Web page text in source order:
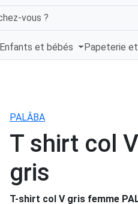
vous ?
Enfants et bébés Papeterie
PALÂBA
T shirt col
gris
T-shirt col V gris femme